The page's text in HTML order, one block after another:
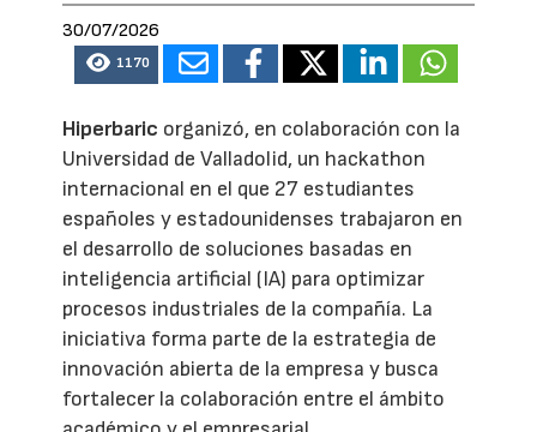
30/07/2026
1170
Hiperbaric organizó, en colaboración con la
Universidad de Valladolid, un hackathon
internacional en el que 27 estudiantes
españoles y estadounidenses trabajaron en
el desarrollo de soluciones basadas en
inteligencia artificial (IA) para optimizar
procesos industriales de la compañía. La
iniciativa forma parte de la estrategia de
innovación abierta de la empresa y busca
fortalecer la colaboración entre el ámbito